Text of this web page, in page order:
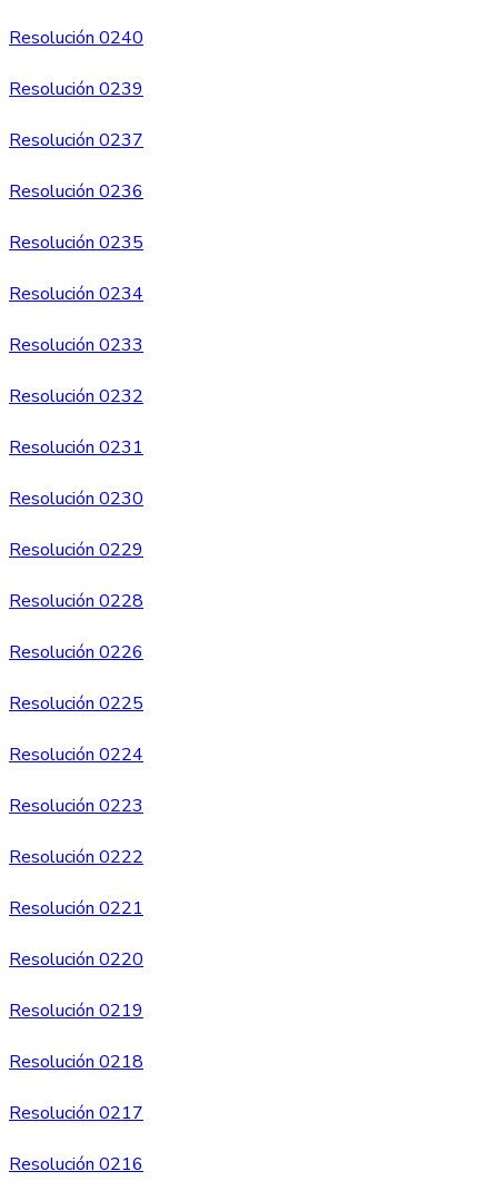
Resolución 0240
Resolución 0239
Resolución 0237
Resolución 0236
Resolución 0235
Resolución 0234
Resolución 0233
Resolución 0232
Resolución 0231
Resolución 0230
Resolución 0229
Resolución 0228
Resolución 0226
Resolución 0225
Resolución 0224
Resolución 0223
Resolución 0222
Resolución 0221
Resolución 0220
Resolución 0219
Resolución 0218
Resolución 0217
Resolución 0216